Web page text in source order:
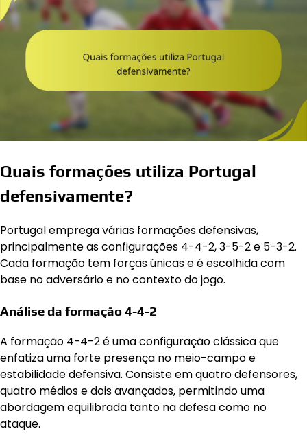
Quais formações utiliza Portugal
defensivamente?
Portugal emprega várias formações defensivas,
principalmente as configurações 4-4-2, 3-5-2 e 5-3-2.
Cada formação tem forças únicas e é escolhida com
base no adversário e no contexto do jogo.
Análise da formação 4-4-2
A formação 4-4-2 é uma configuração clássica que
enfatiza uma forte presença no meio-campo e
estabilidade defensiva. Consiste em quatro defensores,
quatro médios e dois avançados, permitindo uma
abordagem equilibrada tanto na defesa como no
ataque.